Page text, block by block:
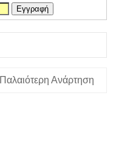
Παλαιότερη Ανάρτηση